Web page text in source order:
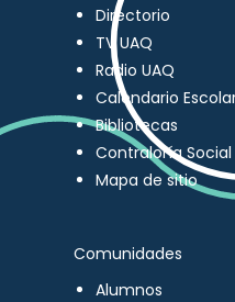
Directorio
TV UAQ
Radio UAQ
Calendario
Bibliotecas
Contraloría Social
Mapa de sitio
Comunidades
Alumnos